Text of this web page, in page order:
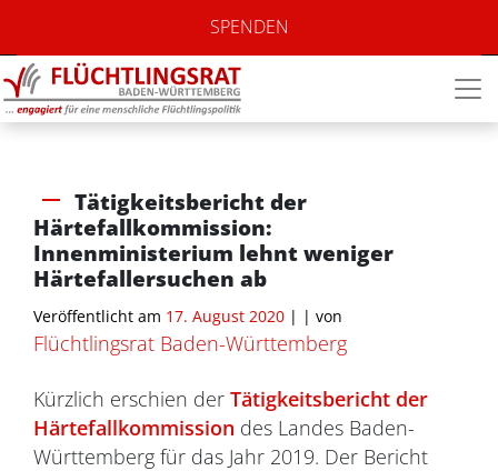
SPENDEN
Tätigkeitsbericht der
Härtefallkommission:
Innenministerium lehnt weniger
Härtefallersuchen ab
Veröffentlicht am 17. August 2020 | | von
Flüchtlingsrat Baden-Württemberg
Kürzlich erschien der Tätigkeitsbericht der
Härtefallkommission des Landes Baden-
Württemberg für das Jahr 2019. Der Bericht